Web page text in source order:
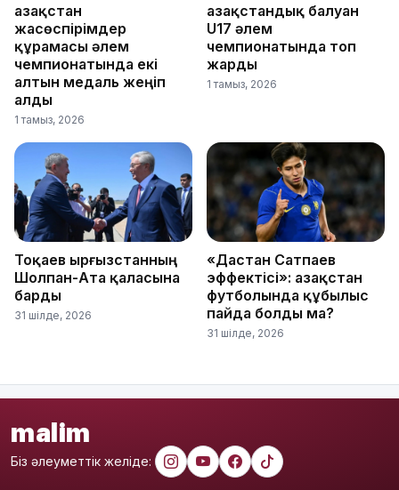
Қазақстан
жасөспірімдер
құрамасы әлем
чемпионатында екі
алтын медаль жеңіп
алды
1 тамыз, 2026
Қазақстандық балуан
U17 әлем
чемпионатында топ
жарды
1 тамыз, 2026
Тоқаев Қырғызстанның
Шолпан-Ата қаласына
барды
31 шілде, 2026
«Дастан Сатпаев
эффектісі»: Қазақстан
футболында құбылыс
пайда болды ма?
31 шілде, 2026
malim
Біз әлеуметтік желіде: